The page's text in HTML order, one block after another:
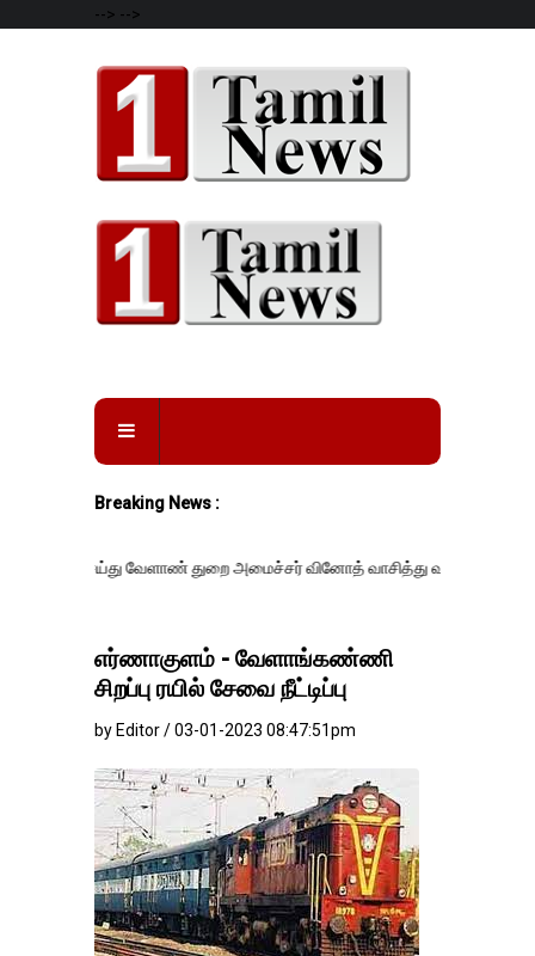
--> -->
Breaking News :
வேளாண் துறை அமைச்சர் வினோத் வாசித்து வருகிறார். �.
எர்ணாகுளம் - வேளாங்கண்ணி
சிறப்பு ரயில் சேவை நீட்டிப்பு
by Editor / 03-01-2023 08:47:51pm